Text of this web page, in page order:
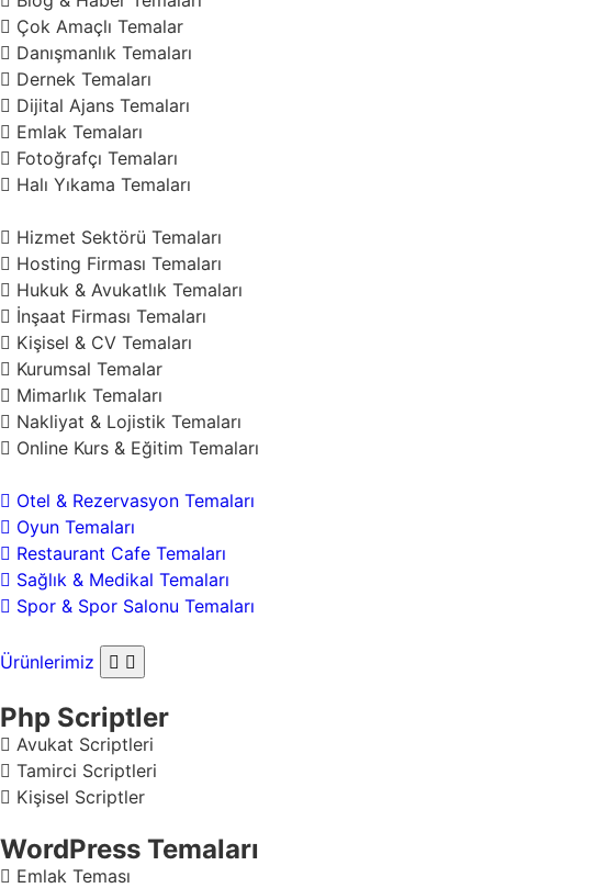
Çok Amaçlı Temalar
Danışmanlık Temaları
Dernek Temaları
Dijital Ajans Temaları
Emlak Temaları
Fotoğrafçı Temaları
Halı Yıkama Temaları
Hizmet Sektörü Temaları
Hosting Firması Temaları
Hukuk & Avukatlık Temaları
İnşaat Firması Temaları
Kişisel & CV Temaları
Kurumsal Temalar
Mimarlık Temaları
Nakliyat & Lojistik Temaları
Online Kurs & Eğitim Temaları
Otel & Rezervasyon Temaları
Oyun Temaları
Restaurant Cafe Temaları
Sağlık & Medikal Temaları
Spor & Spor Salonu Temaları
Ürünlerimiz
Php Scriptler
Avukat Scriptleri
Tamirci Scriptleri
Kişisel Scriptler
WordPress Temaları
Emlak Teması